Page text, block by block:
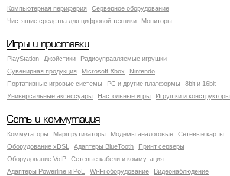
Компьютерная периферия
Серверное оборудование
Чистящие средства для цифровой техники
Мониторы
Игры и приставки
PlayStation Джойстики
Радиоуправляемые игрушки
Сувенирная продукция
Microsoft Xbox
Nintendo
Портативные игровые системы
PC и другие платформы
8bit и 16bit
Универсальные аксессуары
Настольные игры Игрушки и конструкторы
Сеть и коммутация
Коммутаторы Маршрутизаторы Модемы аналоговые
Сетевые карты
Оборудование xDSL
Адаптеры BlueTooth
Принт серверы
Оборудование VoIP
Сетевые кабели и коммутация
Адаптеры Powerline и PoE
Wi-Fi оборудование
Видеонаблюдение